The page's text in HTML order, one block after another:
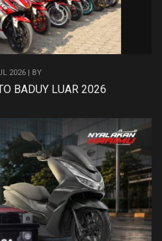
2026 | BY
BADUY LUAR 2026